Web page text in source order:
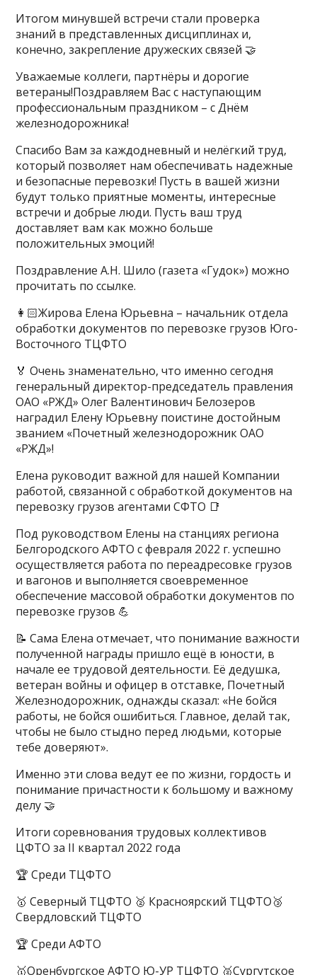
Итогом минувшей встречи стали проверка
знаний в представленных дисциплинах и,
конечно, закрепление дружеских связей 🤝
Уважаемые коллеги, партнёры и дорогие
ветераны!Поздравляем Вас с наступающим
профессиональным праздником – с Днём
железнодорожника!
Спасибо Вам за каждодневный и нелёгкий труд,
который позволяет нам обеспечивать надежные
и безопасные перевозки! Пусть в вашей жизни
будут только приятные моменты, интересные
встречи и добрые люди. Пусть ваш труд
доставляет вам как можно больше
положительных эмоций!
Поздравление А.Н. Шило (газета «Гудок») можно
прочитать по ссылке.
👩🏻Жирова Елена Юрьевна – начальник отдела
обработки документов по перевозке грузов Юго-
Восточного ТЦФТО
🏅 Очень знаменательно, что именно сегодня
генеральный директор-председатель правления
ОАО «РЖД» Олег Валентинович Белозеров
наградил Елену Юрьевну поистине достойным
званием «Почетный железнодорожник ОАО
«РЖД»!
Елена руководит важной для нашей Компании
работой, связанной с обработкой документов на
перевозку грузов агентами СФТО 📑
Под руководством Елены на станциях региона
Белгородского АФТО с февраля 2022 г. успешно
осуществляется работа по переадресовке грузов
и вагонов и выполняется своевременное
обеспечение массовой обработки документов по
перевозке грузов 💪
📝 Сама Елена отмечает, что понимание важности
полученной награды пришло ещё в юности, в
начале ее трудовой деятельности. Её дедушка,
ветеран войны и офицер в отставке, Почетный
Железнодорожник, однажды сказал: «Не бойся
работы, не бойся ошибиться. Главное, делай так,
чтобы не было стыдно перед людьми, которые
тебе доверяют».
Именно эти слова ведут ее по жизни, гордость и
понимание причастности к большому и важному
делу 🤝
Итоги соревнования трудовых коллективов
ЦФТО за II квартал 2022 года
🏆 Среди ТЦФТО
🥇 Северный ТЦФТО 🥈 Красноярский ТЦФТО🥉
Свердловский ТЦФТО
🏆 Среди АФТО
🥇Оренбургское АФТО Ю-УР ТЦФТО 🥈Сургутское